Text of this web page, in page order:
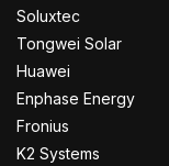
Soluxtec
Tongwei Solar
Huawei
Enphase Energy
Fronius
K2 Systems